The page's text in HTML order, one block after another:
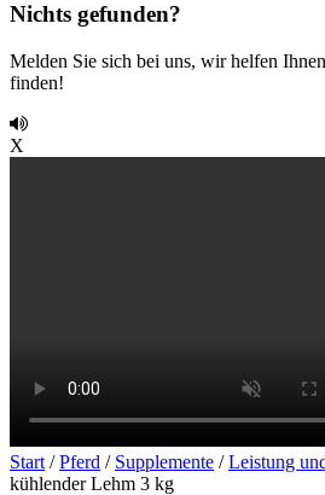
Nichts gefunden?
Melden Sie sich bei uns, wir helfen
finden!
X
Start /Pferd / Supplemente /Leistung
kühlender Lehm 3 kg